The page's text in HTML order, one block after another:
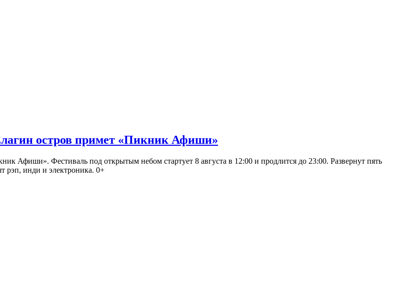
остров примет «Пикник Афиши»
Афиши». Фестиваль под открытым небом стартует 8 августа в 12:00 и продлится до 23:00. Развернут пять
рэп, инди и электроника. 0+